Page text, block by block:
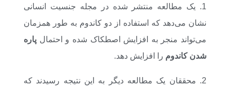
1. یک مطالعه منتشر شده در مجله جنسیت انسانی
نشان می‌دهد که استفاده از دو کاندوم به طور همزمان
می‌تواند منجر به افزایش اصطکاک شده و احتمال پاره
شدن کاندوم را افزایش دهد.
2. محققان یک مطالعه دیگر به این نتیجه رسیدند که